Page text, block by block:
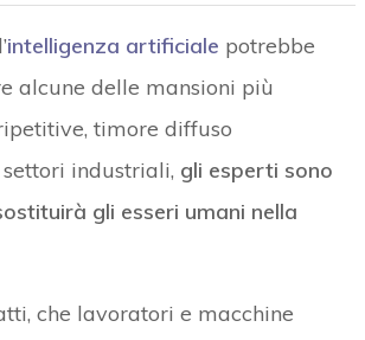
intelligenza artificiale potrebbe
alcune delle mansioni più
timore diffuso
industriali, gli esperti sono
gli esseri umani nella
che lavoratori e macchine